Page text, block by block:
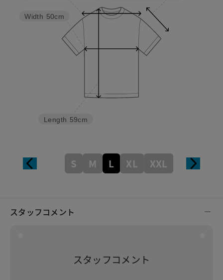
Length 59cm
Width 50cm
S M L XL XXL
スタッフコメント
スタッフコメント